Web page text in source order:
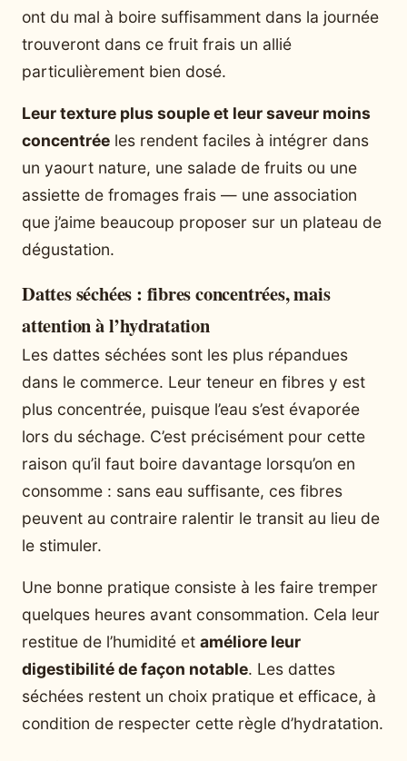
ont du mal à boire suffisamment dans la journée
trouveront dans ce fruit frais un allié
particulièrement bien dosé.
Leur texture plus souple et leur saveur moins
concentrée les rendent faciles à intégrer dans
un yaourt nature, une salade de fruits ou une
assiette de fromages frais — une association
que j’aime beaucoup proposer sur un plateau de
dégustation.
Dattes séchées : fibres concentrées, mais
attention à l’hydratation
Les dattes séchées sont les plus répandues
dans le commerce. Leur teneur en fibres y est
plus concentrée, puisque l’eau s’est évaporée
lors du séchage. C’est précisément pour cette
raison qu’il faut boire davantage lorsqu’on en
consomme : sans eau suffisante, ces fibres
peuvent au contraire ralentir le transit au lieu de
le stimuler.
Une bonne pratique consiste à les faire tremper
quelques heures avant consommation. Cela leur
restitue de l’humidité et améliore leur
digestibilité de façon notable. Les dattes
séchées restent un choix pratique et efficace, à
condition de respecter cette règle d’hydratation.